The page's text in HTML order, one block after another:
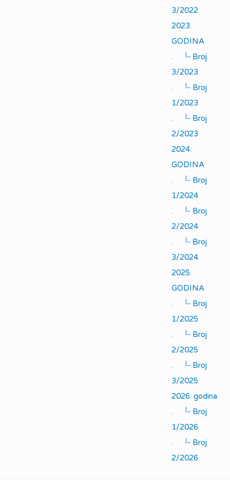
3/2022
2023.
GODINA
.
|_ Broj
3/2023
.
|_ Broj
1/2023
.
|_ Broj
2/2023
2024.
GODINA
.
|_ Broj
1/2024
.
|_ Broj
2/2024
.
|_ Broj
3/2024
2025.
GODINA
.
|_ Broj
1/2025
.
|_ Broj
2/2025
.
|_ Broj
3/2025
2026. godina
.
|_ Broj
1/2026
.
|_ Broj
2/2026